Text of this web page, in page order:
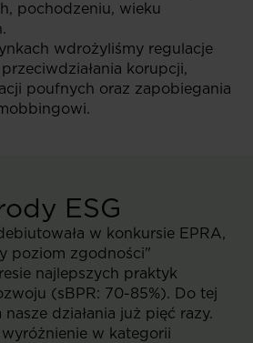
pochodzeniu, wieku
wdrożyliśmy regulacje
korupcji,
poufnych oraz zapobiegania
ESG
w konkursie EPRA,
poziom zgodności"
najlepszych praktyk
(sBPR: 70-85%). Do tej
działania już pięć razy.
w kategorii